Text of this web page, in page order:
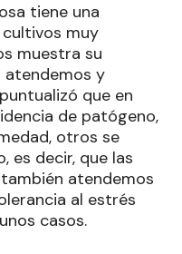
tiene una
muy
muestra su
y
que en
de patógeno,
otros se
es decir, que las
atendemos
al estrés
casos.